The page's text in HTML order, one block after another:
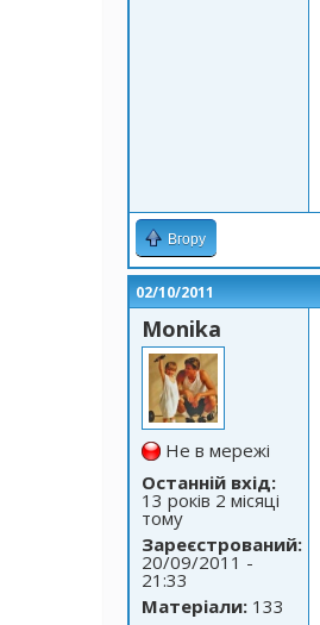
Вгору
02/10/2011
Monika
Не в мережі
Останній вхід:
13 років 2 місяці
тому
Зареєстрований:
20/09/2011 -
21:33
Матеріали: 133